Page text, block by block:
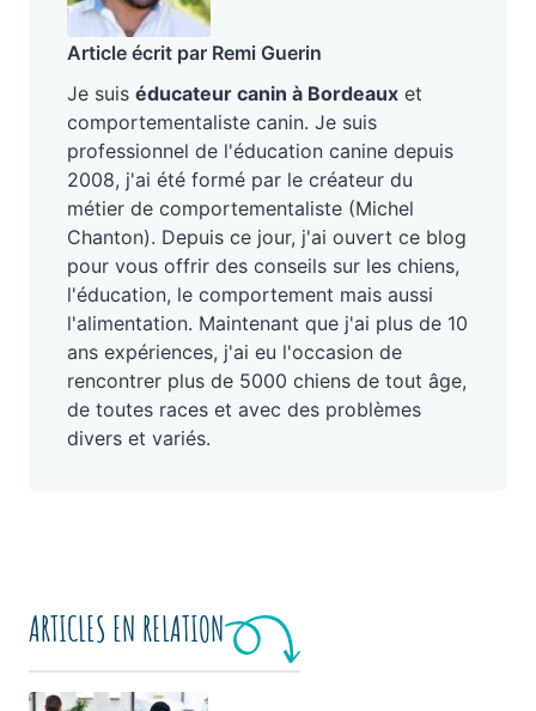
Article écrit par Remi Guerin
Je suis éducateur canin à Bordeaux et
comportementaliste canin. Je suis
professionnel de l'éducation canine depuis
2008, j'ai été formé par le créateur du
métier de comportementaliste (Michel
Chanton). Depuis ce jour, j'ai ouvert ce blog
pour vous offrir des conseils sur les chiens,
l'éducation, le comportement mais aussi
l'alimentation. Maintenant que j'ai plus de 10
ans expériences, j'ai eu l'occasion de
rencontrer plus de 5000 chiens de tout âge,
de toutes races et avec des problèmes
divers et variés.
ARTICLES EN RELATION